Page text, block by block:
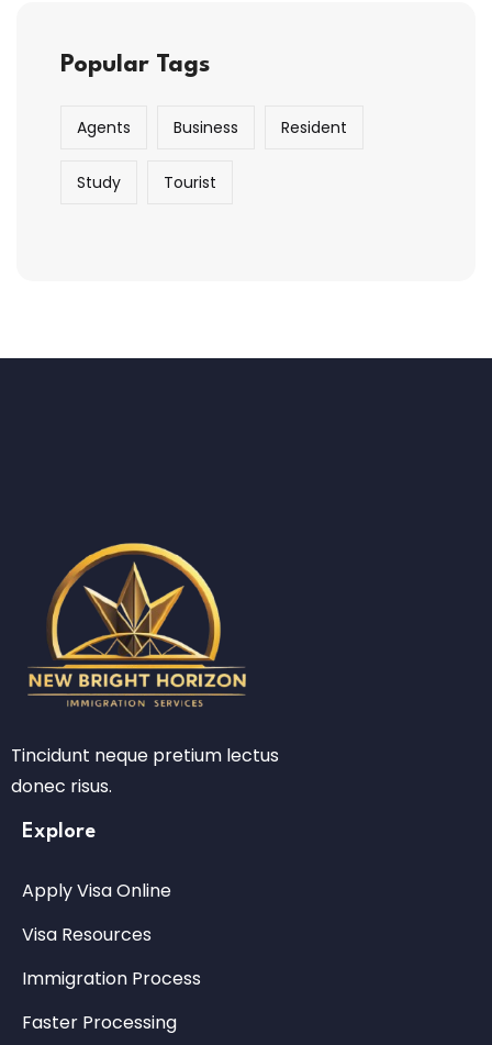
Popular Tags
Agents Business Resident
Study Tourist
Tincidunt neque pretium lectus
donec risus.
Explore
Apply Visa Online
Visa Resources
Immigration Process
Faster Processing